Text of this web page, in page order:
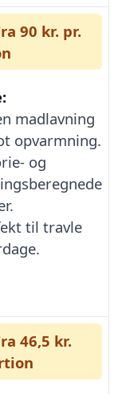
90 kr. pr.
madlavning
opvarmning.
og
til travle
46,5 kr.